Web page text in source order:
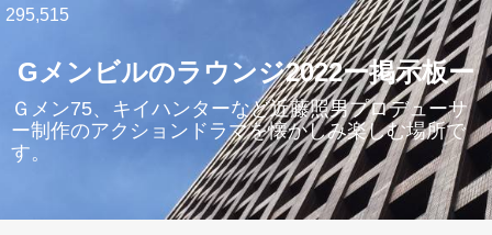
Gメンビルのラウンジ2022ー掲示板ー
Ｇメン75、キイハンターなど近藤照男プロデューサ
ー制作のアクションドラマを懐かしみ楽しむ場所で
す。
295,515